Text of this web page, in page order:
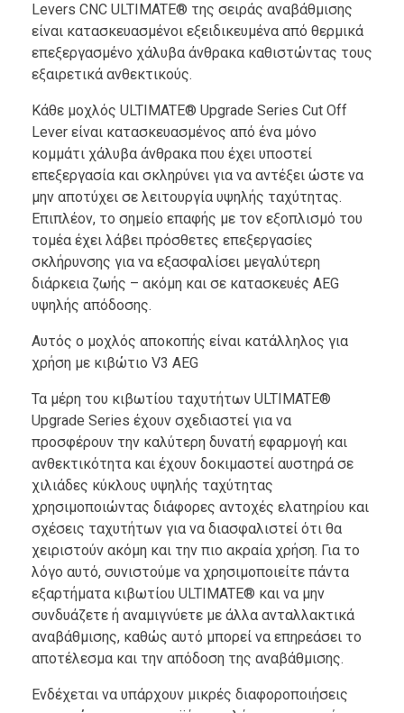
Levers CNC ULTIMATE® της σειράς αναβάθμισης
είναι κατασκευασμένοι εξειδικευμένα από θερμικά
επεξεργασμένο χάλυβα άνθρακα καθιστώντας τους
εξαιρετικά ανθεκτικούς.
Κάθε μοχλός ULTIMATE® Upgrade Series Cut Off
Lever είναι κατασκευασμένος από ένα μόνο
κομμάτι χάλυβα άνθρακα που έχει υποστεί
επεξεργασία και σκληρύνει για να αντέξει ώστε να
μην αποτύχει σε λειτουργία υψηλής ταχύτητας.
Επιπλέον, το σημείο επαφής με τον εξοπλισμό του
τομέα έχει λάβει πρόσθετες επεξεργασίες
σκλήρυνσης για να εξασφαλίσει μεγαλύτερη
διάρκεια ζωής – ακόμη και σε κατασκευές AEG
υψηλής απόδοσης.
Αυτός ο μοχλός αποκοπής είναι κατάλληλος για
χρήση με κιβώτιο V3 AEG
Τα μέρη του κιβωτίου ταχυτήτων ULTIMATE®
Upgrade Series έχουν σχεδιαστεί για να
προσφέρουν την καλύτερη δυνατή εφαρμογή και
ανθεκτικότητα και έχουν δοκιμαστεί αυστηρά σε
χιλιάδες κύκλους υψηλής ταχύτητας
χρησιμοποιώντας διάφορες αντοχές ελατηρίου και
σχέσεις ταχυτήτων για να διασφαλιστεί ότι θα
χειριστούν ακόμη και την πιο ακραία χρήση. Για το
λόγο αυτό, συνιστούμε να χρησιμοποιείτε πάντα
εξαρτήματα κιβωτίου ULTIMATE® και να μην
συνδυάζετε ή αναμιγνύετε με άλλα ανταλλακτικά
αναβάθμισης, καθώς αυτό μπορεί να επηρεάσει το
αποτέλεσμα και την απόδοση της αναβάθμισης.
Ενδέχεται να υπάρχουν μικρές διαφοροποιήσεις